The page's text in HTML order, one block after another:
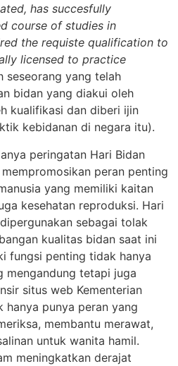
has succesfully
course of studies in
the requiste qualification to
licensed to practice
seseorang yang telah
bidan yang diakui oleh
kualifikasi dan diberi ijin
kebidanan di negara itu).
peringatan Hari Bidan
peran penting
yang memiliki kaitan
kesehatan reproduksi. Hari
sebagai tolak
kualitas bidan saat ini
fungsi penting tidak hanya
mengandung tetapi juga
situs web Kementerian
hanya punya peran yang
membantu merawat,
untuk wanita hamil.
meningkatkan derajat